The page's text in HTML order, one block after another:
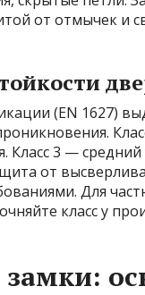
от отмычек и
(EN 1627)
Класс 3 —
от
Для
класс у